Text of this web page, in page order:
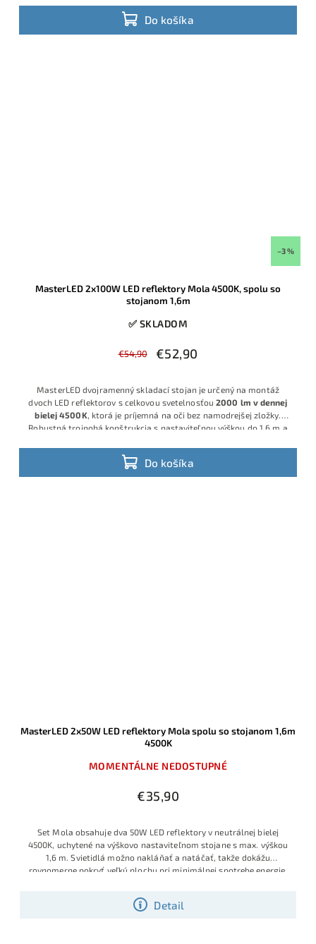
Do košíka
náročných hobby používateľov.
–3 %
MasterLED 2x100W LED reflektory Mola 4500K, spolu so
stojanom 1,6m
✅ SKLADOM
€54,90 €52,90
Do košíka
MasterLED dvojramenný skladací stojan je určený na montáž
dvoch LED reflektorov s celkovou svetelnosťou 2000 lm v dennej
bielej 4500K, ktorá je príjemná na oči bez namodrejšej zložky.
Robustná trojnohá konštrukcia s nastaviteľnou výškou do 1,6 m a
MasterLED 2x50W LED reflektory Mola spolu so stojanom 1,6m
4500K
MOMENTÁLNE NEDOSTUPNÉ
€35,90
Detail
Set Mola obsahuje dva 50W LED reflektory v neutrálnej bielej
4500K, uchytené na výškovo nastaviteľnom stojane s max. výškou
1,6 m. Svietidlá možno nakláňať a natáčať, takže dokážu
rovnomerne pokryť veľkú plochu pri minimálnej spotrebe energie.